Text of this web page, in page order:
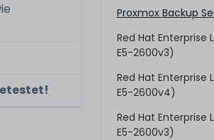
Proxmox Backup
Red Hat Enterprise
E5-2600v3)
Red Hat Enterprise
E5-2600v4)
Red Hat Enterprise
E5-2600v3)